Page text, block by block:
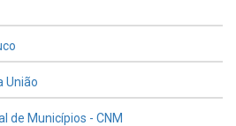
União
de Municípios - CNM